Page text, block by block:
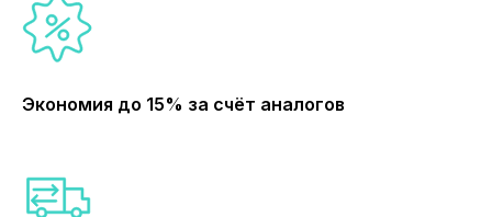
Экономия до 15% за счёт аналогов